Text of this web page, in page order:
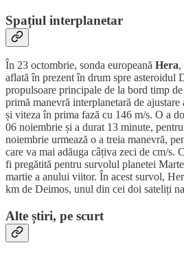
Spațiul interplanetar
În 23 octombrie, sonda europeană Hera,
aflată în prezent în drum spre asteroidul
propulsoare principale de la bord timp
primă manevră interplanetară de
și viteza în prima fază cu 146 m/s. O a
06 noiembrie și a durat 13 minute,
noiembrie urmează o a treia manevră,
care va mai adăuga câțiva zeci de cm/s.
fi pregătită pentru survolul planetei
martie a anului viitor. În acest survol,
km de Deimos, unul din cei doi sateliți
Alte știri, pe scurt